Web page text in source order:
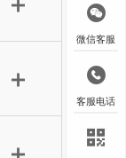
微信客服
客服电话